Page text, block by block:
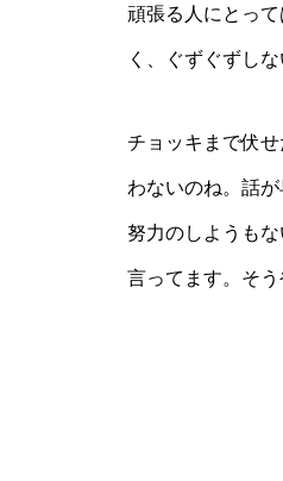
頑張る人にとっ
く、ぐずぐずし
チョッキまで伏
わないのね。話
努力のしようも
言ってます。そう